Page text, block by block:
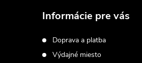
Informácie pre vás
Doprava a platba
Výdajné miesto